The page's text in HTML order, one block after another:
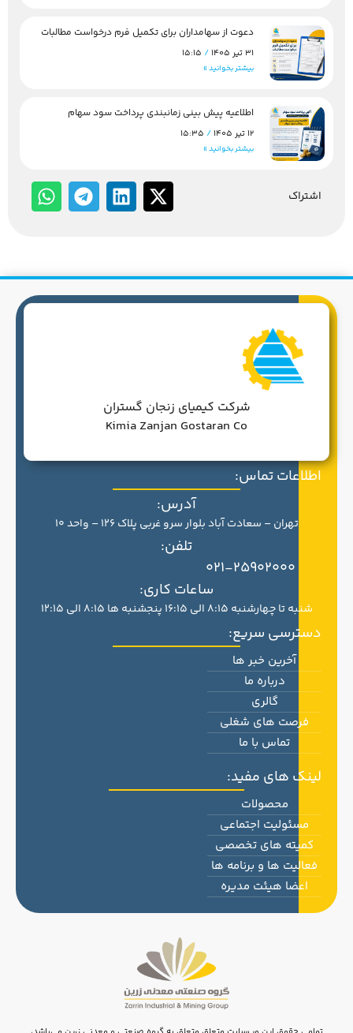
اشتراک
دعوت از سهامداران برای تکمیل فرم درخواست مطالبات
31 تیر 1405
بیشتر بخوانید »
اطلاعیه پیش بینی زمانبندی پرداخت سود سهام
12 تیر 1405
بیشتر بخوانید »
اطلاعات تماس:
آدرس:
تهران – سعادت آباد بلوار سرو غربی پلاک 126 – واحد 10
تلفن:
021-25902000
ساعات کاری:
شنبه تا چهارشنبه 8:15 الی 16:15 پنجشنبه ها 8:15 الی 12:15
دسترسی سریع:
آخرین خبر ها
درباره ما
گالری
فرصت های شغلی
تماس با ما
لینک های مفید:
محصولات
مسئولیت اجتماعی
کمیته های تخصصی
فعالیت ها و برنامه ها
اعضا هیئت مدیره
شرکت کیمیای زنجان گستران
Kimia Zanjan Gostaran Co